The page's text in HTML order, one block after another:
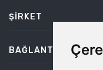
ŞIRKET
BAĞLANTILAR